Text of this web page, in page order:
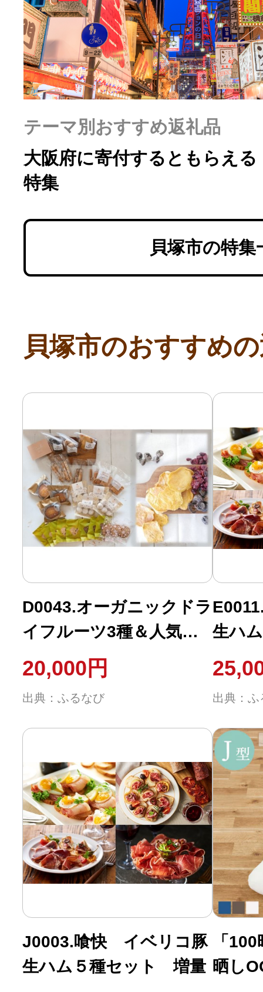
自治体直営サイト特集
はじめるバイブルとは
よくあるご質問
問い合わせ
テーマ別おすすめ返礼品
大阪府に寄付するともらえる
特集
貝塚市の特集
貝塚市のおすすめ
D0043.オーガニックドラ
イフルーツ3種＆人気の
焼き菓子7種
20,000円
出典：ふるなび
生ハ
出典：ふ
J0003.喰快 イベリコ豚
生ハム５種セット 増量
「
晒し